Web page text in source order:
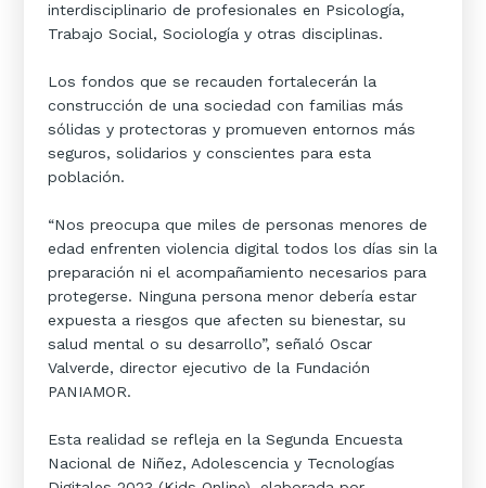
interdisciplinario de profesionales en Psicología,
Trabajo Social, Sociología y otras disciplinas.
Los fondos que se recauden fortalecerán la
construcción de una sociedad con familias más
sólidas y protectoras y promueven entornos más
seguros, solidarios y conscientes para esta
población.
“Nos preocupa que miles de personas menores de
edad enfrenten violencia digital todos los días sin la
preparación ni el acompañamiento necesarios para
protegerse. Ninguna persona menor debería estar
expuesta a riesgos que afecten su bienestar, su
salud mental o su desarrollo”, señaló Oscar
Valverde, director ejecutivo de la Fundación
PANIAMOR.
Esta realidad se refleja en la Segunda Encuesta
Nacional de Niñez, Adolescencia y Tecnologías